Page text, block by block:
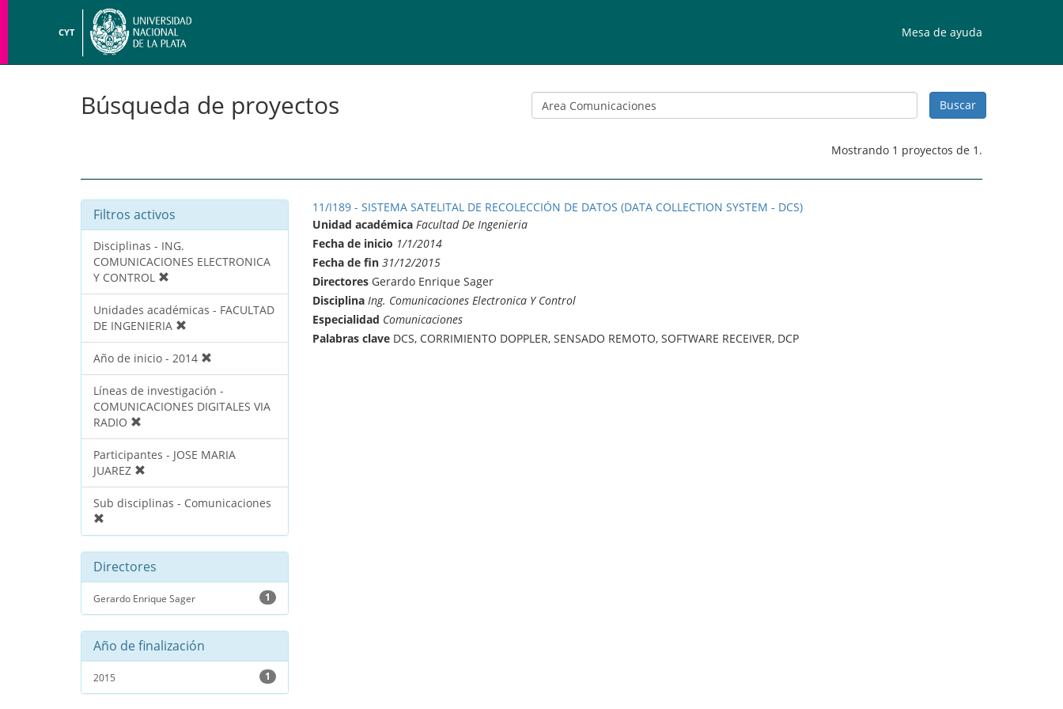
CYT Mesa de ayuda
Búsqueda de proyectos
Mostrando 1 proyectos de 1.
Filtros activos
Disciplinas - ING.
COMUNICACIONES ELECTRONICA
Y CONTROL
Unidades académicas - FACULTAD
DE INGENIERIA
Año de inicio - 2014
Líneas de investigación -
COMUNICACIONES DIGITALES VIA
RADIO
Participantes - JOSE MARIA
JUAREZ
Sub disciplinas - Comunicaciones
Directores
Gerardo Enrique Sager 1
Año de finalización
2015 1
11/I189 - SISTEMA SATELITAL DE RECOLECCIÓN DE DATOS (DATA COLLECTION SYSTEM - DCS)
Unidad académica Facultad De Ingenieria
Fecha de inicio 1/1/2014
Fecha de fin 31/12/2015
DirectoresGerardo Enrique Sager
Disciplina Ing. Comunicaciones Electronica Y Control
Especialidad Comunicaciones
Palabras claveDCS, CORRIMIENTO DOPPLER, SENSADO REMOTO, SOFTWARE RECEIVER, DCP